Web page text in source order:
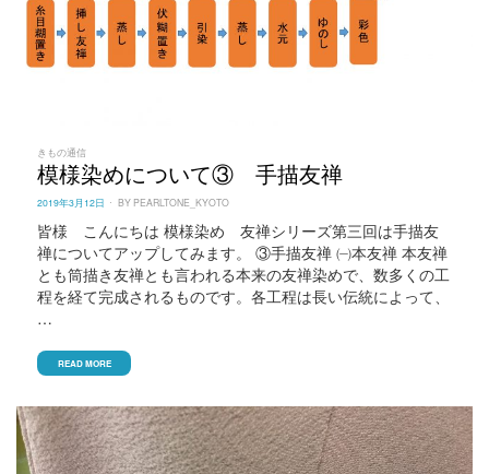
きもの通信
模様染めについて③ 手描友禅
POSTED
2019年3月12日 BY PEARLTONE_KYOTO
皆様 こんにちは 模様染め 友禅シリーズ第三回は手描友
禅についてアップしてみます。 ③手描友禅 ㈠本友禅 本友禅
とも筒描き友禅とも言われる本来の友禅染めで、数多くの工
程を経て完成されるものです。各工程は長い伝統によって、
…
READ MORE